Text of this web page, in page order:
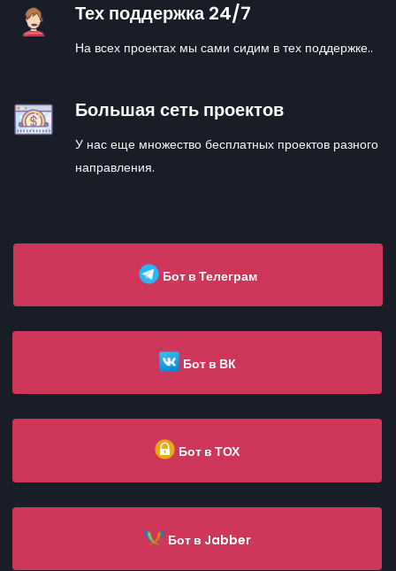
Тех поддержка 24/7
На всех проектах мы сами сидим в тех поддержке..
Большая сеть проектов
У нас еще множество бесплатных проектов разного
направления.
Бот в Телеграм
Бот в ВК
Бот в ТОХ
Бот в Jabber